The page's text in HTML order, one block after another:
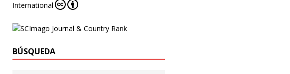
International
BÚSQUEDA